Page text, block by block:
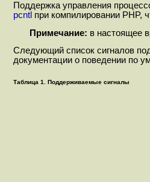
Поддержка управления
pcntl при компилировании PHP,
Примечание: в настоящее
Следующий список сигналов
документации о поведении по
Таблица 1. Поддерживаемые сигналы